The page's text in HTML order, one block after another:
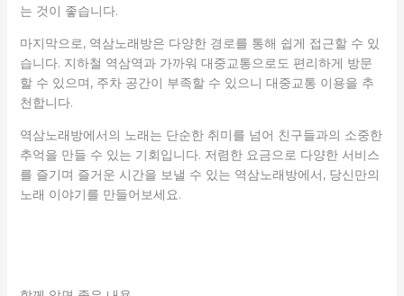
는 것이 좋습니다.
마지막으로, 역삼노래방은 다양한 경로를 통해 쉽게 접근할 수 있
습니다. 지하철 역삼역과 가까워 대중교통으로도 편리하게 방문
할 수 있으며, 주차 공간이 부족할 수 있으니 대중교통 이용을 추
천합니다.
역삼노래방에서의 노래는 단순한 취미를 넘어 친구들과의 소중한
추억을 만들 수 있는 기회입니다. 저렴한 요금으로 다양한 서비스
를 즐기며 즐거운 시간을 보낼 수 있는 역삼노래방에서, 당신만의
노래 이야기를 만들어보세요.